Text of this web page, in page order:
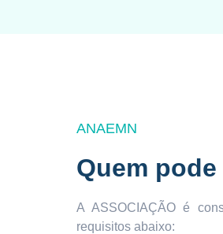
ANAEMN
Quem
A ASSOCIAÇÃO é
requisitos abaixo: